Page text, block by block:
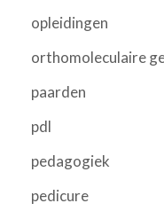
opleidingen
orthomoleculaire
paarden
pdl
pedagogiek
pedicure